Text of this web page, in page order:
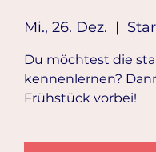
Mi., 26. Dez.
  |
Du möchtest die
kennenlernen?
Frühstück vorbei!